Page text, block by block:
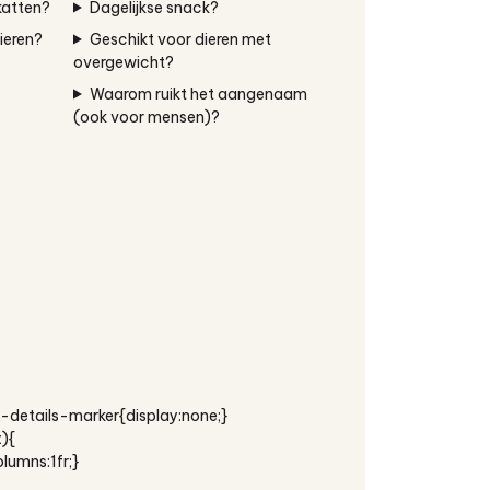
Dagelijkse snack?
Geschikt voor dieren met
overgewicht?
Waarom ruikt het aangenaam
(ook voor mensen)?
marker{display:none;}